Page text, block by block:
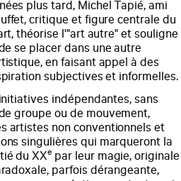
plus tard, Michel Tapié, ami
critique et figure centrale du
théorise l'"art autre" et souligne
se placer dans une autre
en faisant appel à des
subjectives et informelles.
indépendantes, sans
groupe ou de mouvement,
artistes non conventionnels et
singulières qui marqueront la
du XXe par leur magie, originale
parfois dérangeante,